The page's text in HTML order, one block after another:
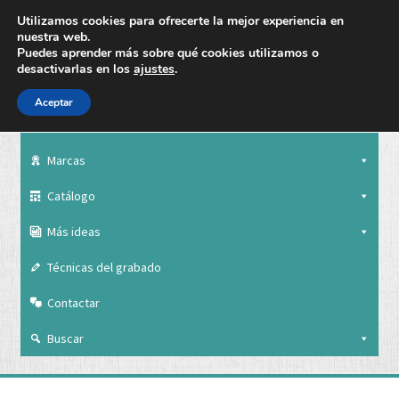
Marcas
Catálogo
Más ideas
Técnicas del grabado
Contactar
Buscar
Nuestra empresa
Utilizamos cookies para ofrecerte la mejor experiencia en
nuestra web.
Puedes aprender más sobre qué cookies utilizamos o
desactivarlas en los ajustes.
Aceptar